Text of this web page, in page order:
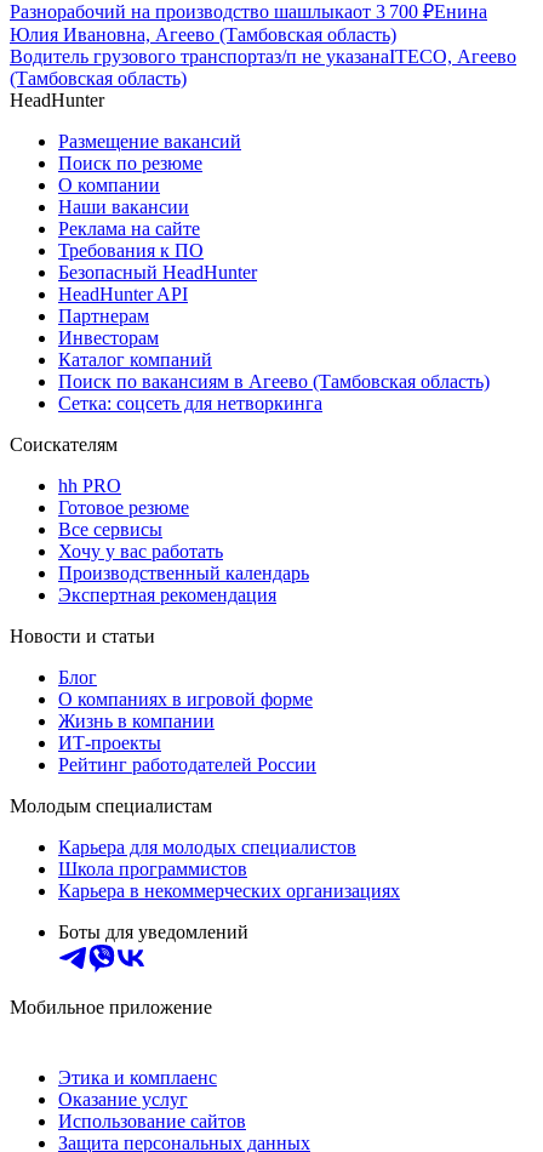
Разнорабочий на производство шашлыкаот 3 700 ₽Енина
Юлия Ивановна, Агеево (Тамбовская область)
Водитель грузового транспортаз/п не указанаITECO, Агеево
(Тамбовская область)
HeadHunter
Размещение вакансий
Поиск по резюме
О компании
Наши вакансии
Реклама на сайте
Требования к ПО
Безопасный HeadHunter
HeadHunter API
Партнерам
Инвесторам
Каталог компаний
Поиск по вакансиям в Агеево (Тамбовская область)
Сетка: соцсеть для нетворкинга
Соискателям
hh PRO
Готовое резюме
Все сервисы
Хочу у вас работать
Производственный календарь
Экспертная рекомендация
Новости и статьи
Блог
О компаниях в игровой форме
Жизнь в компании
ИТ-проекты
Рейтинг работодателей России
Молодым специалистам
Карьера для молодых специалистов
Школа программистов
Карьера в некоммерческих организациях
Боты для уведомлений
Мобильное приложение
Этика и комплаенс
Оказание услуг
Использование сайтов
Защита персональных данных